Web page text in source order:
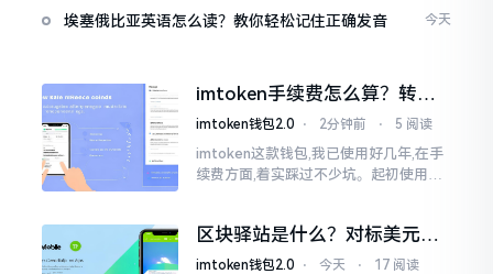
楚
埃塞俄比亚英语怎么读？教你轻松记住正确发音 今天
imtoken手续费怎么算？转账
和交易所差别大了
imtoken钱包2.0 ⋅ 2分钟前 ⋅ 5 阅读
imtoken这款钱包,我已使用好几年,在手
续费方面,着实踩过不少坑。起初使用时,
明白
区块驿站是什么？对标美元的
ETH到底咋回事
imtoken钱包2.0 ⋅ 今天 ⋅ 17 阅读